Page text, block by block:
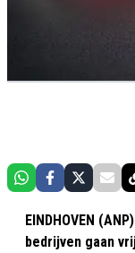
EINDHOVEN
bedrijven gaan